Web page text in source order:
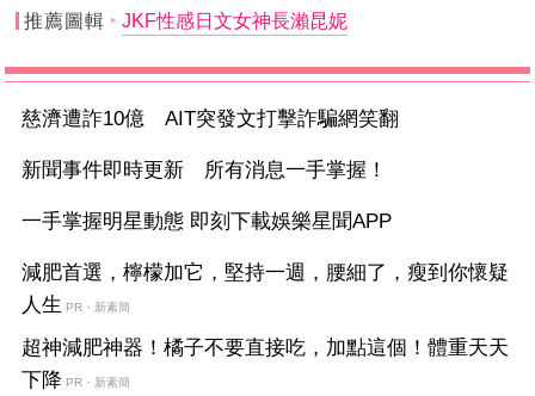
推薦圖輯 JKF性感日文女神長瀨昆妮
慈濟遭詐10億 AIT突發文打擊詐騙網笑翻
新聞事件即時更新 所有消息一手掌握！
一手掌握明星動態 即刻下載娛樂星聞APP
減肥首選，檸檬加它，堅持一週，腰細了，瘦到你懷疑
人生 PR・新素簡
超神減肥神器！橘子不要直接吃，加點這個！體重天天
下降 PR・新素簡